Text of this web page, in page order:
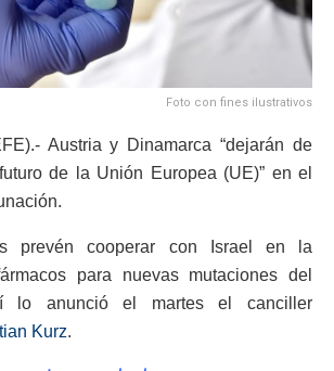
Foto con fines ilustrativos
Austria y Dinamarca “dejarán de
de la Unión Europea (UE)” en el
prevén cooperar con Israel en la
para nuevas mutaciones del
lo anunció el martes el canciller
Kurz.